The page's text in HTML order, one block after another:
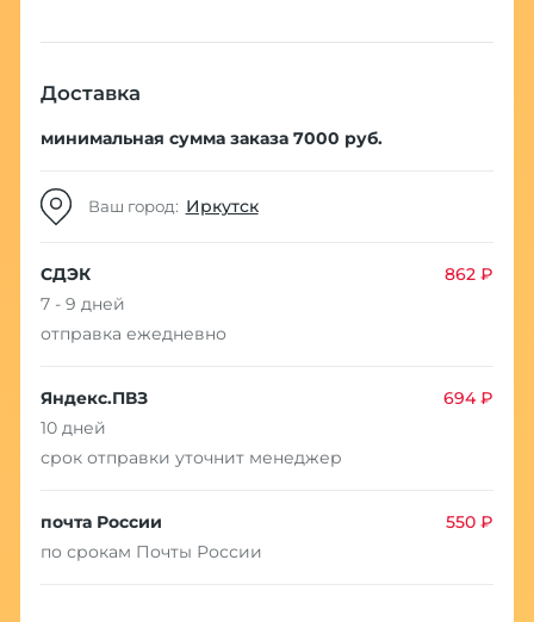
Доставка
минимальная сумма заказа 7000 руб.
Ваш город: Иркутск
СДЭК
862 ₽
7 - 9 дней
отправка ежедневно
Яндекс.ПВЗ
694 ₽
10 дней
срок отправки уточнит менеджер
почта России
550 ₽
по срокам Почты России